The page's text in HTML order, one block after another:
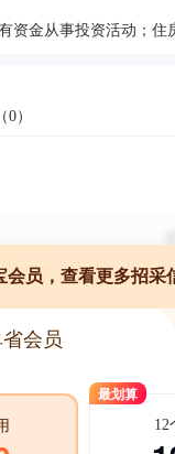
（0）
会员，查看更多招采
会员
最划算
12